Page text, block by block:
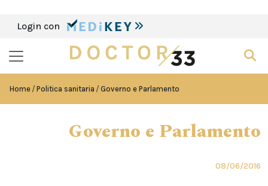
Login con
Home Politica sanitaria Governo e Parlamento
Governo e Parlamento
08/06/2016